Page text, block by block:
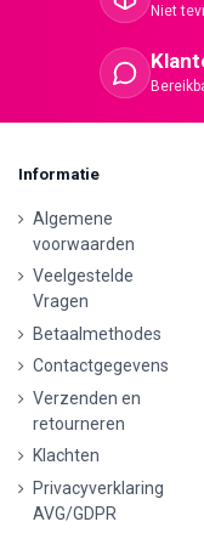
Niet
Informatie
Algemene
voorwaarden
Veelgestelde
Vragen
Betaalmethodes
Contactgegevens
Verzenden en
retourneren
Klachten
Privacyverklaring
AVG/GDPR